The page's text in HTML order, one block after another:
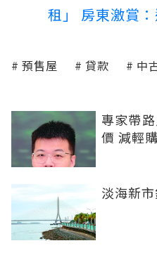
租」 房東激賞
預售屋 貸款 中
專家帶
價 減輕
淡海新